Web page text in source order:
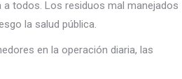
todos. Los residuos mal manejados
la salud pública.
en la operación diaria, las